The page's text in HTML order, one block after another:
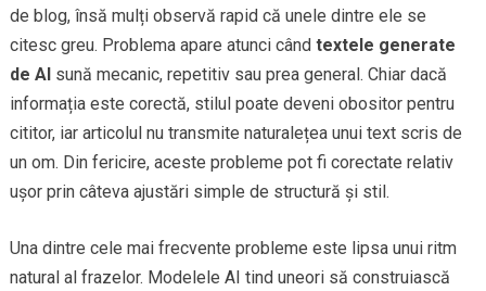
de blog, însă mulți observă rapid că unele dintre ele se
citesc greu. Problema apare atunci când textele generate
de AIsună mecanic, repetitiv sau prea general. Chiar dacă
informația este corectă, stilul poate deveni obositor pentru
cititor, iar articolul nu transmite naturalețea unui text scris de
un om. Din fericire, aceste probleme pot fi corectate relativ
ușor prin câteva ajustări simple de structură și stil.
Una dintre cele mai frecvente probleme este lipsa unui ritm
natural al frazelor. Modelele AI tind uneori să construiască